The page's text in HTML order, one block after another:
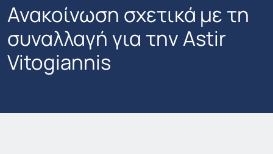
Ανακοίνωση σχετικά με τη
συναλλαγή για την Astir
Vitogiannis